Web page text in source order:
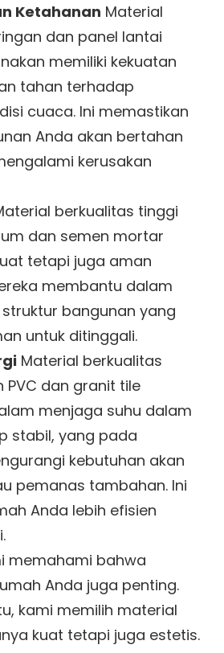
Ketahanan Material
dan panel lantai
memiliki kekuatan
tahan terhadap
cuaca. Ini memastikan
Anda akan bertahan
kerusakan
berkualitas tinggi
dan semen mortar
tetapi juga aman
membantu dalam
bangunan yang
untuk ditinggali.
Material berkualitas
PVC dan granit tile
menjaga suhu dalam
stabil, yang pada
kebutuhan akan
pemanas tambahan. Ini
Anda lebih efisien
memahami bahwa
Anda juga penting.
kami memilih material
kuat tetapi juga estetis.